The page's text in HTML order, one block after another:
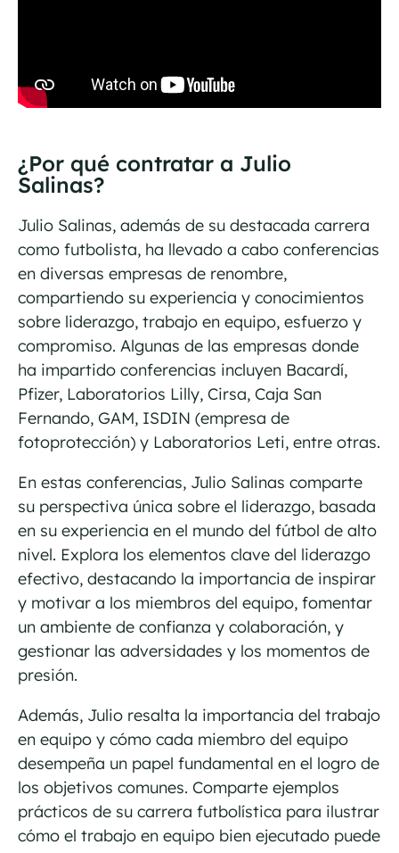
¿Por qué contratar a Julio
Salinas?
Julio Salinas, además de su destacada carrera
como futbolista, ha llevado a cabo conferencias
en diversas empresas de renombre,
compartiendo su experiencia y conocimientos
sobre liderazgo, trabajo en equipo, esfuerzo y
compromiso. Algunas de las empresas donde
ha impartido conferencias incluyen Bacardí,
Pfizer, Laboratorios Lilly, Cirsa, Caja San
Fernando, GAM, ISDIN (empresa de
fotoprotección) y Laboratorios Leti, entre otras.
En estas conferencias, Julio Salinas comparte
su perspectiva única sobre el liderazgo, basada
en su experiencia en el mundo del fútbol de alto
nivel. Explora los elementos clave del liderazgo
efectivo, destacando la importancia de inspirar
y motivar a los miembros del equipo, fomentar
un ambiente de confianza y colaboración, y
gestionar las adversidades y los momentos de
presión.
Además, Julio resalta la importancia del trabajo
en equipo y cómo cada miembro del equipo
desempeña un papel fundamental en el logro de
los objetivos comunes. Comparte ejemplos
prácticos de su carrera futbolística para ilustrar
cómo el trabajo en equipo bien ejecutado puede